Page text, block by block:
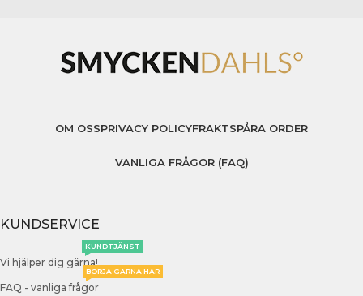
OM OSSPRIVACY POLICYFRAKTSPÅRA ORDER
VANLIGA FRÅGOR (FAQ)
KUNDSERVICE
Vi hjälper dig gärna!
KUNDTJÄNST
FAQ - vanliga frågor
BÖRJA GÄRNA HÄR